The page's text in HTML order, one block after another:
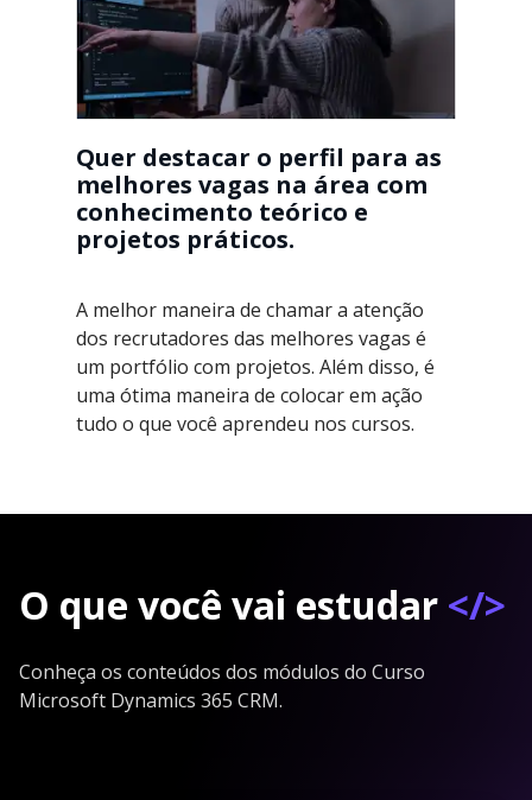
Quer destacar o perfil para as
melhores vagas na área com
conhecimento teórico e
projetos práticos.
A melhor maneira de chamar a atenção
dos recrutadores das melhores vagas é
um portfólio com projetos. Além disso, é
uma ótima maneira de colocar em ação
tudo o que você aprendeu nos cursos.
O que você vai estudar </>
Conheça os conteúdos dos módulos do Curso
Microsoft Dynamics 365 CRM.